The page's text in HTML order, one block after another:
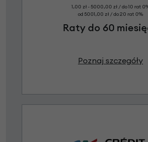
1,00 zł - 5000,00 zł / do 10 rat
od 5001,00 zł / do 20 rat 0%
Raty do 60
Poznaj szczegóły